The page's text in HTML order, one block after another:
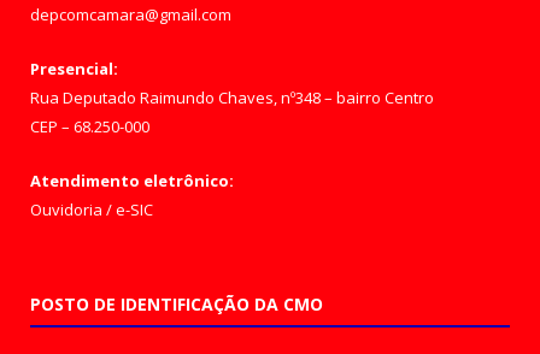
depcomcamara@gmail.com
Presencial:
Rua Deputado Raimundo Chaves, nº348 – bairro Centro
CEP – 68.250-000
Atendimento eletrônico:
Ouvidoria /e-SIC
POSTO DE IDENTIFICAÇÃO DA CMO